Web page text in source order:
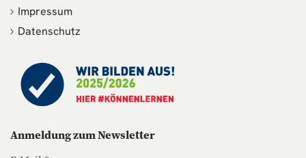
Impressum
Datenschutz
Anmeldung zum Newsletter